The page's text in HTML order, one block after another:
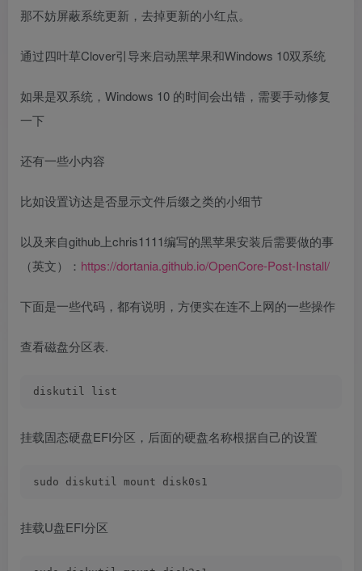
那不妨屏蔽系统更新，去掉更新的小红点。
通过四叶草Clover引导来启动黑苹果和Windows 10双系统
如果是双系统，Windows 10 的时间会出错，需要手动修复
一下
还有一些小内容
比如设置访达是否显示文件后缀之类的小细节
以及来自github上chris1111编写的黑苹果安装后需要做的事
（英文）： https://dortania.github.io/OpenCore-Post-Install/
下面是一些代码，都有说明，方便实在连不上网的一些操作
查看磁盘分区表.
diskutil list
挂载固态硬盘EFI分区，后面的硬盘名称根据自己的设置
sudo diskutil mount disk0s1
挂载U盘EFI分区